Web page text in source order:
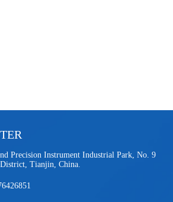
Precision Instrument Industrial Park, No. 9
Tianjin, China.